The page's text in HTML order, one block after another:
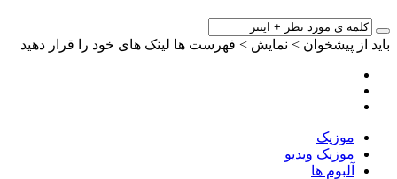
باید از پیشخوان > نمایش > فهرست ها لینک های خود را قرار دهید
موزیک
موزیک ویدیو
آلبوم ها